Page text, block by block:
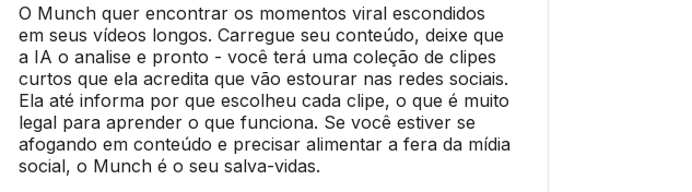
O Munch quer encontrar os momentos viral escondidos
em seus vídeos longos. Carregue seu conteúdo, deixe que
a IA o analise e pronto - você terá uma coleção de clipes
curtos que ela acredita que vão estourar nas redes sociais.
Ela até informa por que escolheu cada clipe, o que é muito
legal para aprender o que funciona. Se você estiver se
afogando em conteúdo e precisar alimentar a fera da mídia
social, o Munch é o seu salva-vidas.